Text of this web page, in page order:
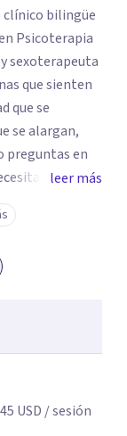
clínico bilingüe
Psicoterapia
sexoterapeuta
que se
se alargan,
preguntas en
un
Terapia
un lugar
demás
sexoterapia,
sexual,
o
sea un lugar
leer más
45 USD / sesión